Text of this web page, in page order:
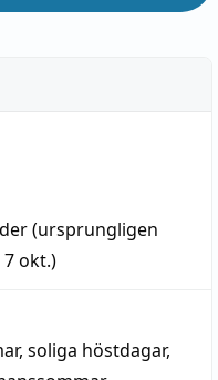
(ursprungligen
7 okt.)
, soliga höstdagar,